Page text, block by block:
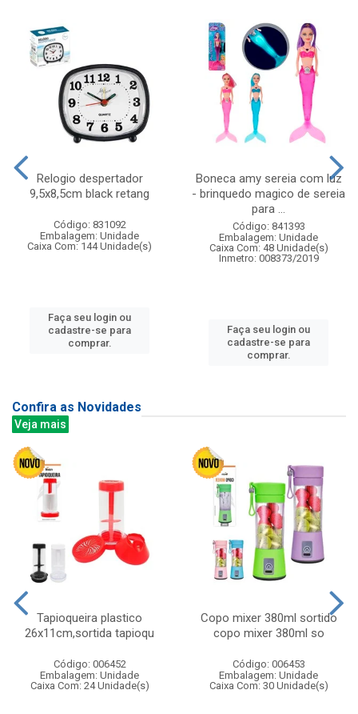
Relogio despertador
9,5x8,5cm black retang
Código: 831092
Embalagem: Unidade
Caixa Com: 144 Unidade(s)
Faça seu login ou
cadastre-se para
comprar.
Boneca amy sereia com luz
- brinquedo magico de sereia
para ...
Código: 841393
Embalagem: Unidade
Caixa Com: 48 Unidade(s)
Inmetro: 008373/2019
Faça seu login ou
cadastre-se para
comprar.
Confira as Novidades
Veja mais
Tapioqueira plastico
26x11cm,sortida tapioqu
Código: 006452
Embalagem: Unidade
Caixa Com: 24 Unidade(s)
Copo mixer 380ml sortido
copo mixer 380ml so
Código: 006453
Embalagem: Unidade
Caixa Com: 30 Unidade(s)